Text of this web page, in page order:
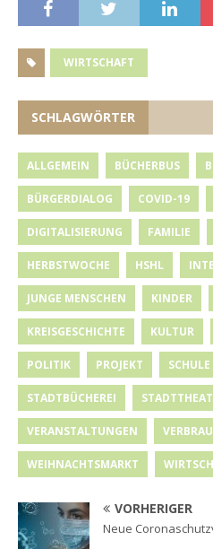
WIRTSCHAFT
SCHLAGWÖRTER
ALLGEMEIN BÜCHERBUS
BÜRGERDIALOG COVID-19
DIGITALISIERUNG FAMILIE
HERBSTWOCHE HSHL
JUNGE MENSCHEN KINDER
KREISGESCHICHTE KULTUR
POLITIK PROJEKT SCHULE
STADTBÜCHEREI
VERANSTALTUNGEN
WEIHNACHTSMARKT
VORHERIGER
Neue